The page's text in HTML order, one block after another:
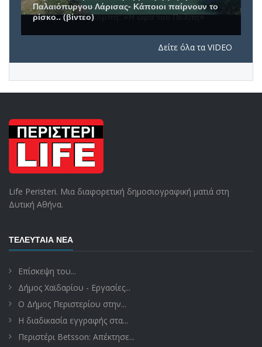
Συνέντευξη του Δημάρχου Πετρούπολης, Β.
Σίμου, στην εκπομπή: «Η ώρα του Πολίτη»
Δείτε όλα τα VIDEO
Life Peristeri. Μια διαφορετική δημοσιογραφική ματιά στη
Δυτική Αθήνα.
ΤΕΛΕΥΤΑΊΑ ΝΈΑ
Επίσκεψη του...
Δήμος Χαϊδαρίου - Εργασίες...
Ο Δήμος Περιστερίου στην...
Η διαδικασία εγγραφής στα...
Περιστέρι Betsson: Απέκτησε...